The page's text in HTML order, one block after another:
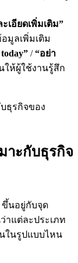
เอียดเพิ่มเติม”
มูลเพิ่มเติม
/“อย่า
ให้ผู้ใช้งานรู้สึก
าะกับธุรกิจ
ขึ้นอยู่กับจุด
าแต่ละประเภท
ในรูปแบบไหน